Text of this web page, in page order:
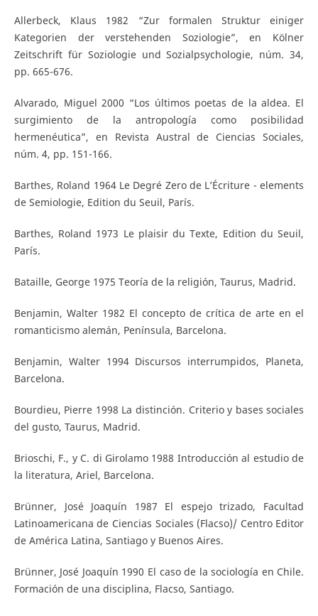
Allerbeck, Klaus 1982 “Zur formalen Struktur einiger
Kategorien der verstehenden Soziologie”, en Kölner
Zeitschrift für Soziologie und Sozialpsychologie, núm. 34,
pp. 665-676.
Alvarado, Miguel 2000 “Los últimos poetas de la aldea. El
surgimiento de la antropología como posibilidad
hermenéutica”, en Revista Austral de Ciencias Sociales,
núm. 4, pp. 151-166.
Barthes, Roland 1964 Le Degré Zero de L’Écriture - elements
de Semiologie, Edition du Seuil, París.
Barthes, Roland 1973 Le plaisir du Texte, Edition du Seuil,
París.
Bataille, George 1975 Teoría de la religión, Taurus, Madrid.
Benjamin, Walter 1982 El concepto de crítica de arte en el
romanticismo alemán, Península, Barcelona.
Benjamin, Walter 1994 Discursos interrumpidos, Planeta,
Barcelona.
Bourdieu, Pierre 1998 La distinción. Criterio y bases sociales
del gusto, Taurus, Madrid.
Brioschi, F., y C. di Girolamo 1988 Introducción al estudio de
la literatura, Ariel, Barcelona.
Brünner, José Joaquín 1987 El espejo trizado, Facultad
Latinoamericana de Ciencias Sociales (Flacso)/ Centro Editor
de América Latina, Santiago y Buenos Aires.
Brünner, José Joaquín 1990 El caso de la sociología en Chile.
Formación de una disciplina, Flacso, Santiago.